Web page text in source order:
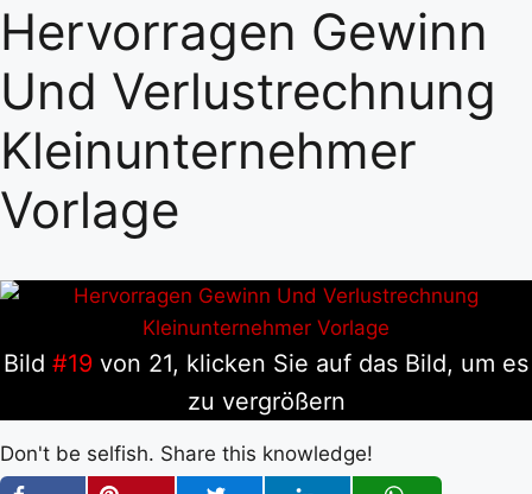
Hervorragen Gewinn
Und Verlustrechnung
Kleinunternehmer
Vorlage
Bild #19 von 21, klicken Sie auf das Bild, um es
zu vergrößern
Don't be selfish. Share this knowledge!